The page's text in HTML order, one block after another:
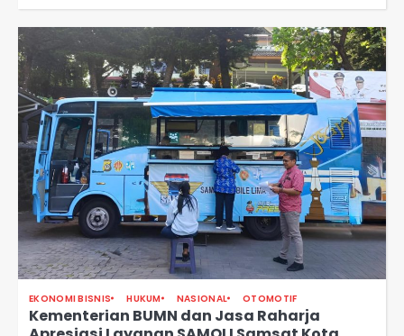
EKONOMI BISNIS HUKUM NASIONAL OTOMOTIF
Kementerian BUMN dan Jasa Raharja